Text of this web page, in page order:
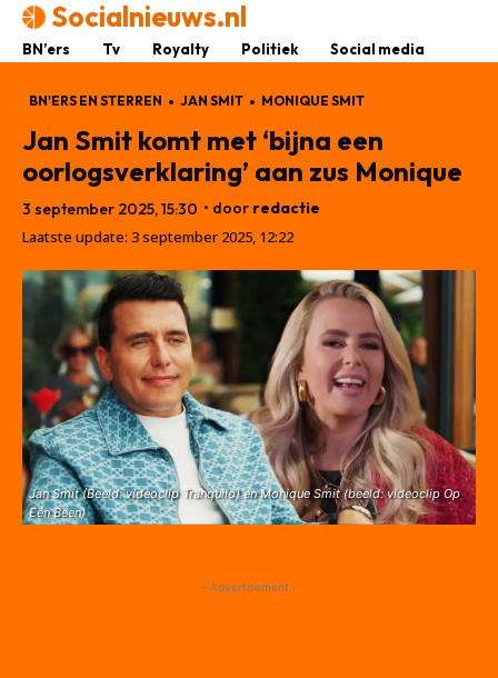
Socialnieuws.nl
BN’ers Tv Royalty Politiek Social media
BN'ERS EN STERREN JAN SMIT MONIQUE SMIT
Jan Smit komt met ‘bijna een
oorlogsverklaring’ aan zus Monique
3 september 2025, 15:30 • door redactie
Laatste update: 3 september 2025, 12:22
Jan Smit (Beeld: videoclip Tranquilo) en Monique Smit (beeld: videoclip Op
Eén Been)
- Advertisement -